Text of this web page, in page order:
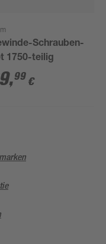
Schrauben-
1750-teilig
,99 €